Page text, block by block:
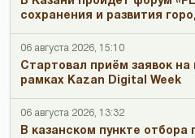
сохранения и развития
06 августа 2026, 15:10
Стартовал приём заявок
рамках Kazan Digital Week
06 августа 2026, 13:32
В казанском пункте отбора